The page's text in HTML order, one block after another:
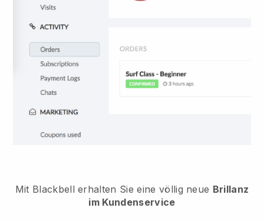
Mit Blackbell erhalten Sie eine völlig neue Brillanz
im Kundenservice